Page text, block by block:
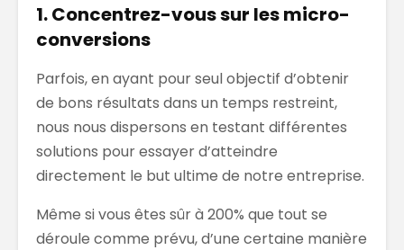
1. Concentrez-vous sur les micro-
conversions
Parfois, en ayant pour seul objectif d’obtenir
de bons résultats dans un temps restreint,
nous nous dispersons en testant différentes
solutions pour essayer d’atteindre
directement le but ultime de notre entreprise.
Même si vous êtes sûr à 200% que tout se
déroule comme prévu, d’une certaine manière